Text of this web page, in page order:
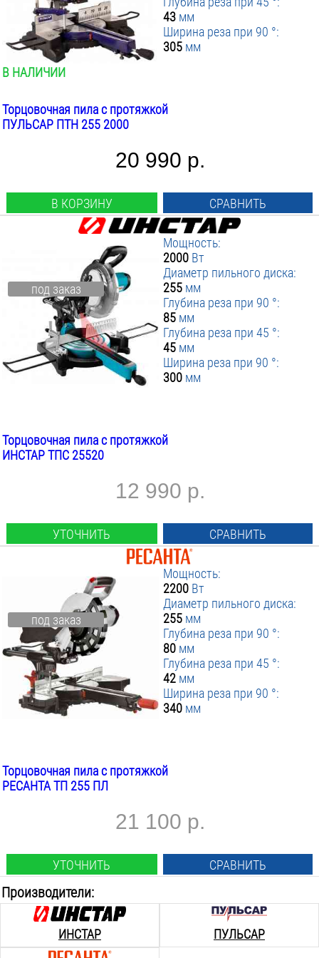
Нет
от
до
ПРИМЕНИТЬ ФИЛЬТР
43 мм
Ширина реза при 90 °:
305 мм
В НАЛИЧИИ
Торцовочная пила с протяжкой
ПУЛЬСАР ПТН 255 2000
20 990 р.
В КОРЗИНУ СРАВНИТЬ
под заказ
Мощность:
2000 Вт
Диаметр пильного диска:
255 мм
Глубина реза при 90 °:
85 мм
Глубина реза при 45 °:
45 мм
Ширина реза при 90 °:
300 мм
Торцовочная пила с протяжкой
ИНСТАР ТПС 25520
12 990 р.
УТОЧНИТЬ СРАВНИТЬ
под заказ
Мощность:
2200 Вт
Диаметр пильного диска:
255 мм
Глубина реза при 90 °:
80 мм
Глубина реза при 45 °:
42 мм
Ширина реза при 90 °:
340 мм
Торцовочная пила с протяжкой
РЕСАНТА ТП 255 ПЛ
21 100 р.
УТОЧНИТЬ СРАВНИТЬ
Производители:
ИНСТАР ПУЛЬСАР